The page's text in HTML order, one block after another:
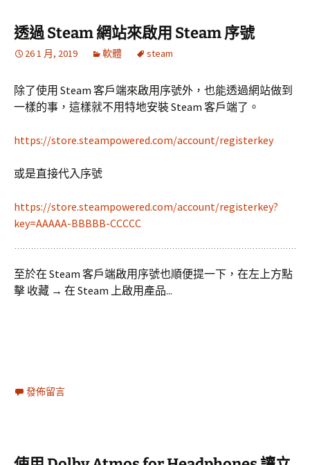
透過 Steam 網站來啟用 Steam 序號
26 1 月, 2019 軟體 steam
除了使用 Steam 客戶端來啟用序號外，也能透過網站做到
一樣的事，這樣就不用特地安裝 Steam 客戶端了。
https://store.steampowered.com/account/registerkey
或是直接代入序號
https://store.steampowered.com/account/registerkey?
key=AAAAA-BBBBB-CCCCC
至於在 Steam 客戶端啟用序號也順便提一下，在左上方點
擊 收藏 → 在 Steam 上啟用產品...
發佈留言